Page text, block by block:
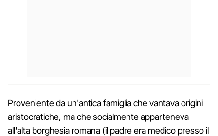
Proveniente da un'antica famiglia che vantava origini
aristocratiche, ma che socialmente apparteneva
all'alta borghesia romana (il padre era medico presso il